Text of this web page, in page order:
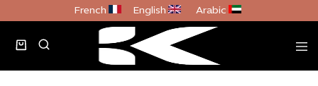
Arabic
English
French